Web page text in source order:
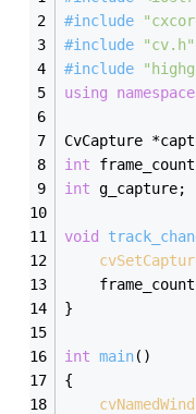
#include
#include
"cv.h"
#include
using
namespace
CvCapture
int
int g_capture;
void
}
int main()
{